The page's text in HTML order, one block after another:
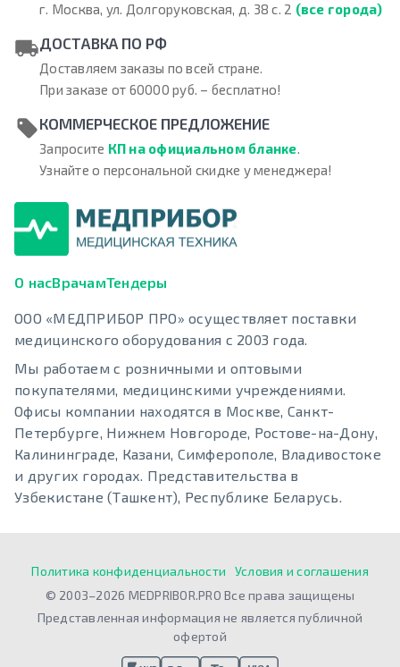
г. Москва, ул. Долгоруковская, д. 38 с. 2 (все города)
ДОСТАВКА ПО РФ
Доставляем заказы по всей стране.
При заказе от 60000 руб. – бесплатно!
КОММЕРЧЕСКОЕ ПРЕДЛОЖЕНИЕ
Запросите КП на официальном бланке.
Узнайте о персональной скидке у менеджера!
О насВрачамТендеры
ООО «МЕДПРИБОР ПРО» осуществляет поставки
медицинского оборудования с 2003 года.
Мы работаем с розничными и оптовыми
покупателями, медицинскими учреждениями.
Офисы компании находятся в Москве, Санкт-
Петербурге, Нижнем Новгороде, Ростове-на-Дону,
Калининграде, Казани, Симферополе, Владивостоке
и других городах. Представительства в
Узбекистане (Ташкент), Республике Беларусь.
Политика конфиденциальности
Условия и соглашения
© 2003–2026 MEDPRIBOR.PRO Все права защищены
Представленная информация не является публичной
офертой